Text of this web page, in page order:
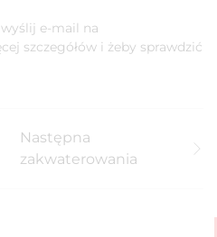
e-mail na
szczegółów i żeby sprawdzić
Następna
zakwaterowania